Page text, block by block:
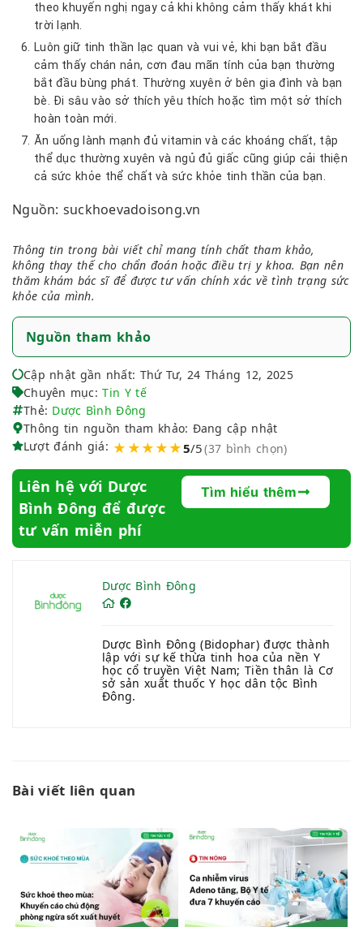
theo khuyến nghị ngay cả khi không cảm thấy khát khi
trời lạnh.
Luôn giữ tinh thần lạc quan và vui vẻ, khi bạn bắt đầu
cảm thấy chán nản, cơn đau mãn tính của bạn thường
bắt đầu bùng phát. Thường xuyên ở bên gia đình và bạn
bè. Đi sâu vào sở thích yêu thích hoặc tìm một sở thích
hoàn toàn mới.
Ăn uống lành mạnh đủ vitamin và các khoáng chất, tập
thể dục thường xuyên và ngủ đủ giấc cũng giúp cải thiện
cả sức khỏe thể chất và sức khỏe tinh thần của bạn.
Nguồn: suckhoevadoisong.vn
Thông tin trong bài viết chỉ mang tính chất tham khảo,
không thay thế cho chẩn đoán hoặc điều trị y khoa. Bạn nên
thăm khám bác sĩ để được tư vấn chính xác về tình trạng sức
khỏe của mình.
Nguồn tham khảo
Cập nhật gần nhất: Thứ Tư, 24 Tháng 12, 2025
Chuyên mục:Tin Y tế
Thẻ: Dược Bình Đông
Thông tin nguồn tham khảo: Đang cập nhật
Lượt đánh giá: ★★★★★5/5(37 bình chọn)
Liên hệ với Dược
Bình Đông để được
tư vấn miễn phí
Tìm hiểu thêm
Dược Bình Đông
Dược Bình Đông (Bidophar) được thành
lập với sự kế thừa tinh hoa của nền Y
học cổ truyền Việt Nam; Tiền thân là Cơ
sở sản xuất thuốc Y học dân tộc Bình
Đông.
Bài viết liên quan